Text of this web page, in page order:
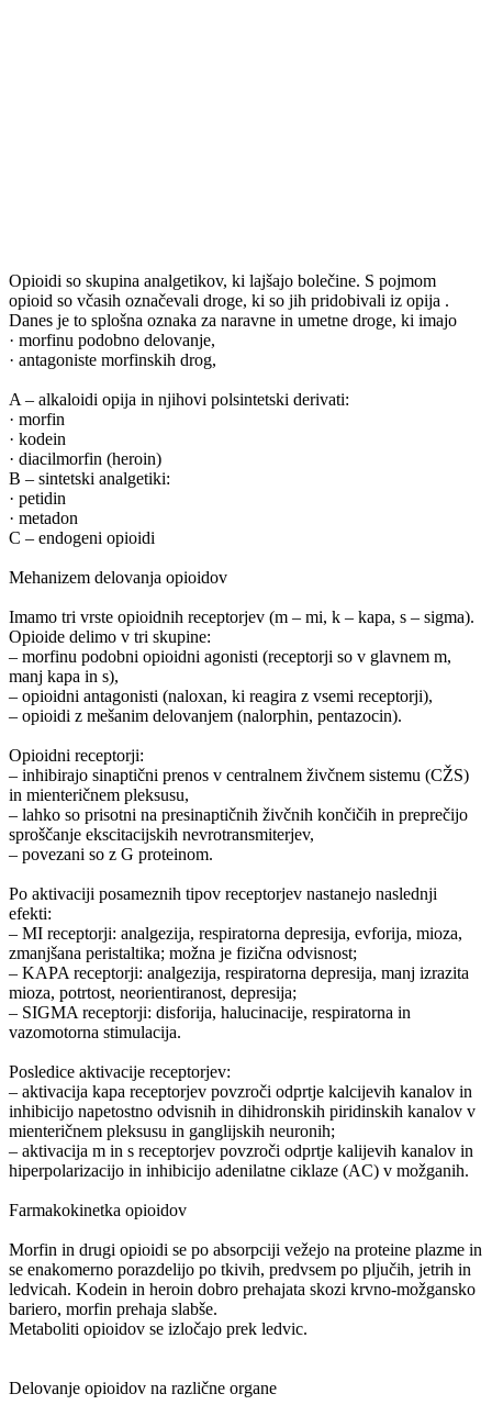
Opioidi so skupina analgetikov, ki lajšajo bolečine. S pojmom
opioid so včasih označevali droge, ki so jih pridobivali iz opija .
Danes je to splošna oznaka za naravne in umetne droge, ki imajo
· morfinu podobno delovanje,
· antagoniste morfinskih drog,
A – alkaloidi opija in njihovi polsintetski derivati:
· morfin
· kodein
· diacilmorfin (heroin)
B – sintetski analgetiki:
· petidin
· metadon
C – endogeni opioidi
Mehanizem delovanja opioidov
Imamo tri vrste opioidnih receptorjev (m – mi, k – kapa, s – sigma).
Opioide delimo v tri skupine:
– morfinu podobni opioidni agonisti (receptorji so v glavnem m,
manj kapa in s),
– opioidni antagonisti (naloxan, ki reagira z vsemi receptorji),
– opioidi z mešanim delovanjem (nalorphin, pentazocin).
Opioidni receptorji:
– inhibirajo sinaptični prenos v centralnem živčnem sistemu (CŽS)
in mienteričnem pleksusu,
– lahko so prisotni na presinaptičnih živčnih končičih in preprečijo
sproščanje ekscitacijskih nevrotransmiterjev,
– povezani so z G proteinom.
Po aktivaciji posameznih tipov receptorjev nastanejo naslednji
efekti:
– MI receptorji: analgezija, respiratorna depresija, evforija, mioza,
zmanjšana peristaltika; možna je fizična odvisnost;
– KAPA receptorji: analgezija, respiratorna depresija, manj izrazita
mioza, potrtost, neorientiranost, depresija;
– SIGMA receptorji: disforija, halucinacije, respiratorna in
vazomotorna stimulacija.
Posledice aktivacije receptorjev:
– aktivacija kapa receptorjev povzroči odprtje kalcijevih kanalov in
inhibicijo napetostno odvisnih in dihidronskih piridinskih kanalov v
mienteričnem pleksusu in ganglijskih neuronih;
– aktivacija m in s receptorjev povzroči odprtje kalijevih kanalov in
hiperpolarizacijo in inhibicijo adenilatne ciklaze (AC) v možganih.
Farmakokinetka opioidov
Morfin in drugi opioidi se po absorpciji vežejo na proteine plazme in
se enakomerno porazdelijo po tkivih, predvsem po pljučih, jetrih in
ledvicah. Kodein in heroin dobro prehajata skozi krvno-možgansko
bariero, morfin prehaja slabše.
Metaboliti opioidov se izločajo prek ledvic.
Delovanje opioidov na različne organe